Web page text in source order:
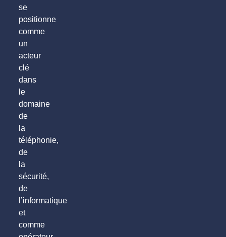
se
positionne
comme
un
acteur
clé
dans
le
domaine
de
la
téléphonie,
de
la
sécurité,
de
l’informatique
et
comme